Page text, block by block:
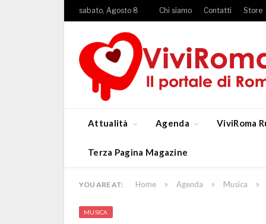
sabato, Agosto 8 Chi siamo Contatti Store
Attualità Agenda ViviRoma
Terza Pagina Magazine
YOU ARE AT: Home » Agenda » Musica »
MUSICA